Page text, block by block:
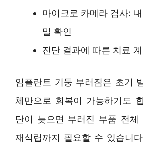
마이크로 카메라 검사:
밀 확인
진단 결과에 따른 치료
임플란트 기둥 부러짐은 초기
체만으로 회복이 가능하기도
단이 늦으면 부러진 부품 전체
재식립까지 필요할 수 있습니